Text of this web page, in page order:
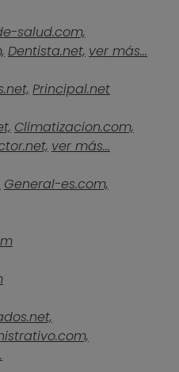
salud.com,
Dentista.net, ver más...
Principal.net
Climatizacion.com,
ver más...
General-es.com,